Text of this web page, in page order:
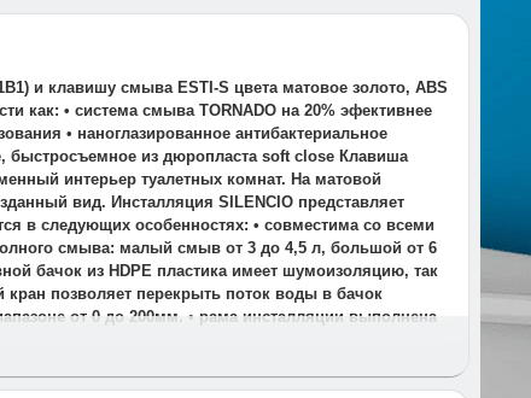
и клавишу смыва ESTI-S цвета матовое золото, ABS
как: • система смыва TORNADO на 20% эфективнее
• наноглазированное антибактериальное
быстросъемное из дюропласта soft close Клавиша
интерьер туалетных комнат. На матовой
вид. Инсталляция SILENCIO представляет
в следующих особенностях: • совместима со всеми
смыва: малый смыв от 3 до 4,5 л, большой от 6
бачок из HDPE пластика имеет шумоизоляцию, так
кран позволяет перекрыть поток воды в бачок
от 0 до 200мм. • рама инсталляции выполнена